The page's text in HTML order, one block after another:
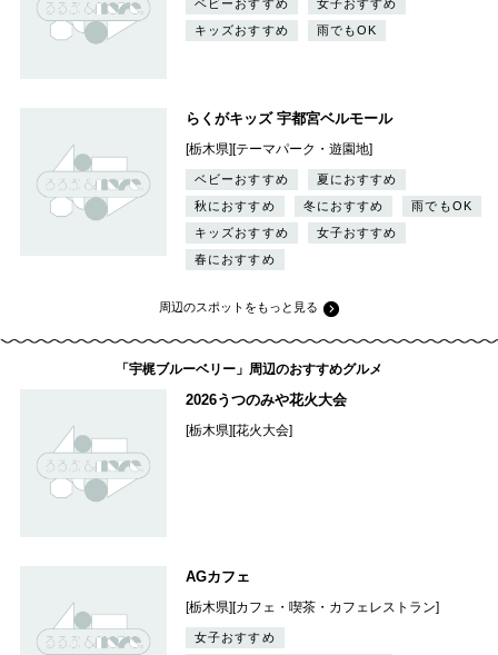
ベビーおすすめ
女子おすすめ
キッズおすすめ
雨でもOK
らくがキッズ 宇都宮ベルモール
[栃木県][テーマパーク・遊園地]
ベビーおすすめ
夏におすすめ
秋におすすめ
冬におすすめ
雨でもOK
キッズおすすめ
女子おすすめ
春におすすめ
周辺のスポットをもっと見る
「宇梶ブルーベリー」周辺のおすすめグルメ
2026うつのみや花火大会
[栃木県][花火大会]
AGカフェ
[栃木県][カフェ・喫茶・カフェレストラン]
女子おすすめ